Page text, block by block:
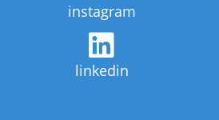
instagram
linkedin